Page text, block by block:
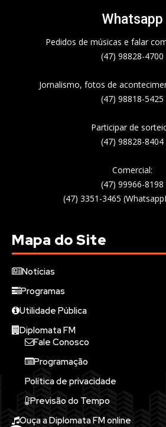
Whatsapp
Pedidos de músicas e falar
(47) 98828-4700
Jornalismo, fotos de
(47) 98818-5425
Participar de
(47) 98828-8404
Comercial:
(47) 99966-8198
(47) 3351-3465
Mapa do Site
Notícias
Programas
Utilidade Pública
Diplomata FM
Fale Conosco
Programação
Política de privacidade
Previsão do Tempo
Ouça a Diplomata FM online